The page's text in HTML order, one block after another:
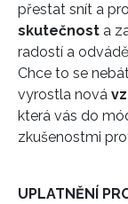
přestat snít a
skutečnost a
radostí a
Chce to se
vyrostla nová
která vás do
zkušenostmi
UPLATNĚNÍ